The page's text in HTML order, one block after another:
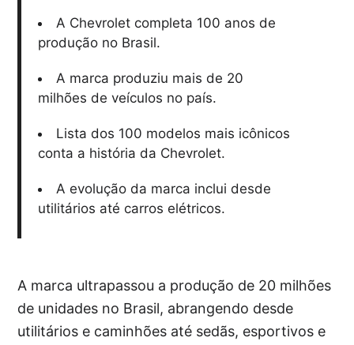
A Chevrolet completa 100 anos de
produção no Brasil.
A marca produziu mais de 20
milhões de veículos no país.
Lista dos 100 modelos mais icônicos
conta a história da Chevrolet.
A evolução da marca inclui desde
utilitários até carros elétricos.
A marca ultrapassou a produção de 20 milhões
de unidades no Brasil, abrangendo desde
utilitários e caminhões até sedãs, esportivos e